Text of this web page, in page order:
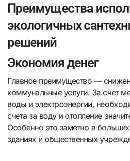
Преимущества
экологичных
решений
Экономия денег
Главное преимущество —
коммунальные услуги. За счет
воды и электроэнергии,
счета за воду и отопление
Особенно это заметно в
зданиях и общественных